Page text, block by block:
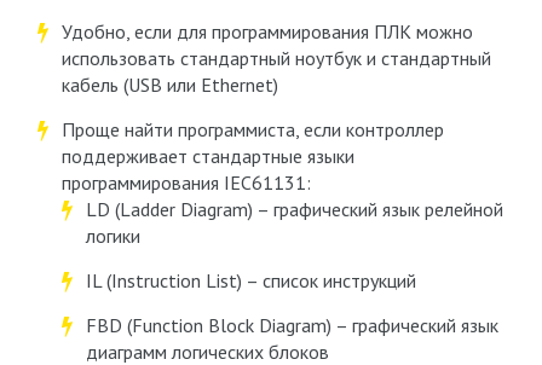
Удобно, если для программирования ПЛК можно
использовать стандартный ноутбук и стандартный
кабель (USB или Ethernet)
Проще найти программиста, если контроллер
поддерживает стандартные языки
программирования IEC61131:
LD (Ladder Diagram) – графический язык релейной
логики
IL (Instruction List) – список инструкций
FBD (Function Block Diagram) – графический язык
диаграмм логических блоков